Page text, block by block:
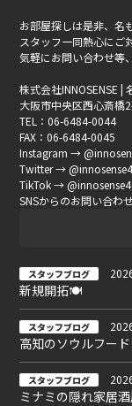
お部屋探しは是非、
スタッフ一同熱心にご
気軽にお問い合わせ等
株式会社INNOSENSE |
大阪市中央区西心斎橋
TEL：06-6484-0044
FAX：06-6484-0045
Instagram →
Twitter →
TikTok →
SNSからのお問い合わ
スタッフブログ
新規開拓🍽
スタッフブログ
高知のソウルフード
スタッフブログ
ミナミの隠れ家居